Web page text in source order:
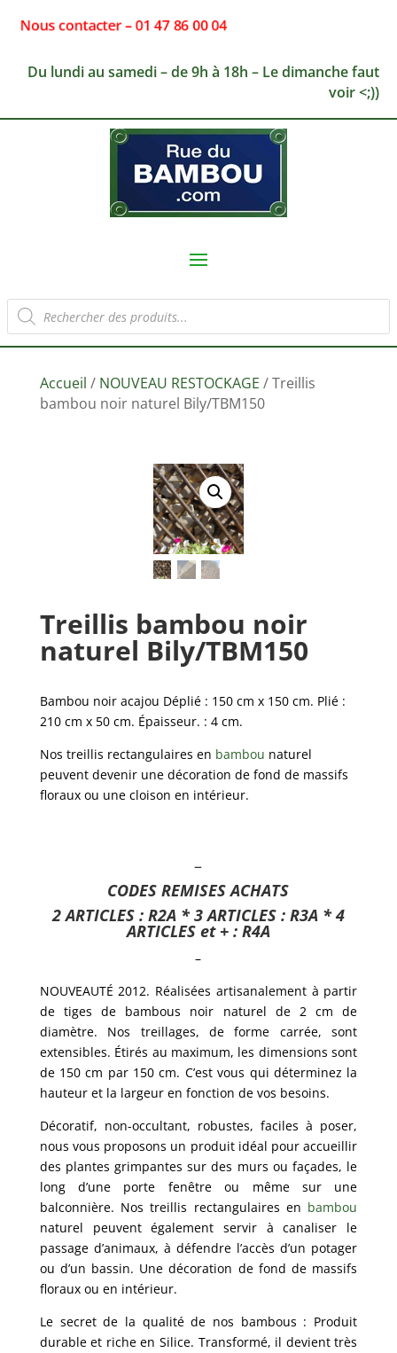
Nous contacter – 01 47 86 00 04
Du lundi au samedi – de 9h à 18h – Le dimanche faut
voir <;))
Recherche
de
produits
Accueil / NOUVEAU RESTOCKAGE / Treillis
bambou noir naturel Bily/TBM150
Treillis bambou noir
naturel Bily/TBM150
Bambou noir acajou Déplié : 150 cm x 150 cm. Plié :
210 cm x 50 cm. Épaisseur. : 4 cm.
Nos treillis rectangulaires en bambou naturel
peuvent devenir une décoration de fond de massifs
floraux ou une cloison en intérieur.
–
CODES REMISES ACHATS
2 ARTICLES : R2A * 3 ARTICLES : R3A * 4
ARTICLES et + : R4A
–
NOUVEAUTÉ 2012. Réalisées artisanalement à partir
de tiges de bambous noir naturel de 2 cm de
diamètre. Nos treillages, de forme carrée, sont
extensibles. Étirés au maximum, les dimensions sont
de 150 cm par 150 cm. C’est vous qui déterminez la
hauteur et la largeur en fonction de vos besoins.
Décoratif, non-occultant, robustes, faciles à poser,
nous vous proposons un produit idéal pour accueillir
des plantes grimpantes sur des murs ou façades, le
long d’une porte fenêtre ou même sur une
balconnière. Nos treillis rectangulaires en bambou
naturel peuvent également servir à canaliser le
passage d’animaux, à défendre l’accès d’un potager
ou d’un bassin. Une décoration de fond de massifs
floraux ou en intérieur.
Le secret de la qualité de nos bambous : Produit
durable et riche en Silice. Transformé, il devient très